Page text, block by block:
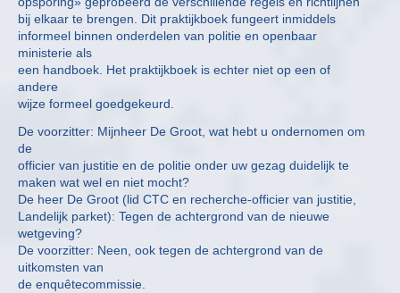
bij elkaar te brengen. Dit praktijkboek fungeert inmiddels
informeel binnen onderdelen van politie en openbaar
ministerie als
een handboek. Het praktijkboek is echter niet op een of
andere
wijze formeel goedgekeurd.
De voorzitter: Mijnheer De Groot, wat hebt u ondernomen om
de
officier van justitie en de politie onder uw gezag duidelijk te
maken wat wel en niet mocht?
De heer De Groot (lid CTC en recherche-officier van justitie,
Landelijk parket): Tegen de achtergrond van de nieuwe
wetgeving?
De voorzitter: Neen, ook tegen de achtergrond van de
uitkomsten van
de enquêtecommissie.